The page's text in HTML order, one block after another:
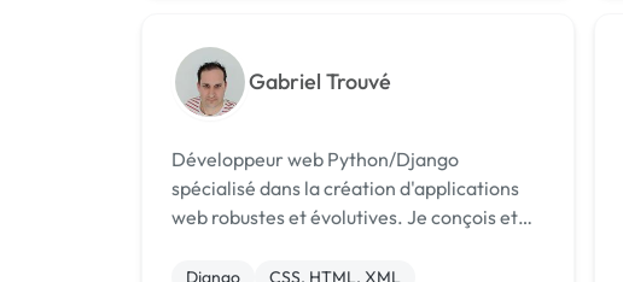
Gabriel Trouvé
Développeur web Python/Django
spécialisé dans la création d'applications
web robustes et évolutives. Je conçois et
entreprises : sites web dynamiques,
Django CSS, HTML, XML